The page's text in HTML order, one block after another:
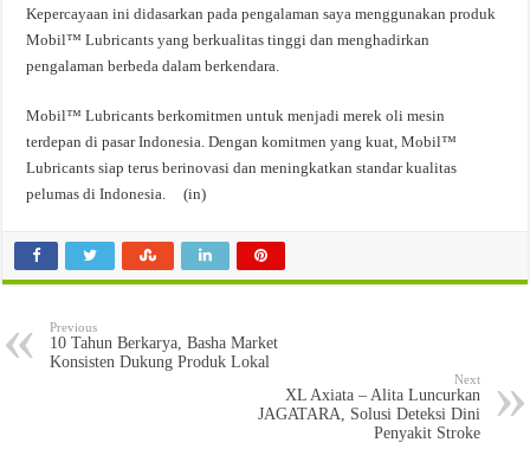
Kepercayaan ini didasarkan pada pengalaman saya menggunakan produk
Mobil™ Lubricants yang berkualitas tinggi dan menghadirkan
pengalaman berbeda dalam berkendara.
Mobil™ Lubricants berkomitmen untuk menjadi merek oli mesin
terdepan di pasar Indonesia. Dengan komitmen yang kuat, Mobil™
Lubricants siap terus berinovasi dan meningkatkan standar kualitas
pelumas di Indonesia. (in)
Previous
10 Tahun Berkarya, Basha Market
Konsisten Dukung Produk Lokal
Next
XL Axiata – Alita Luncurkan
JAGATARA, Solusi Deteksi Dini
Penyakit Stroke